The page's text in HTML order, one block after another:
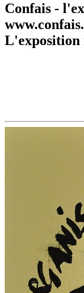
Confais -
L'exposition